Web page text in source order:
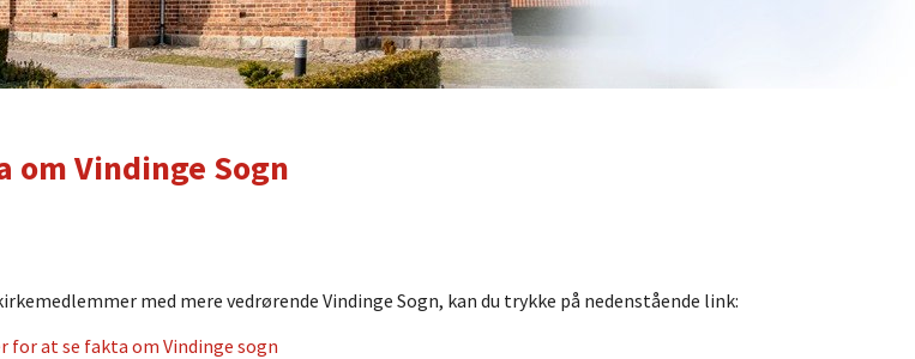
om Vindinge Sogn
med mere vedrørende Vindinge Sogn, kan du trykke på nedenstående link:
for at se fakta om Vindinge sogn